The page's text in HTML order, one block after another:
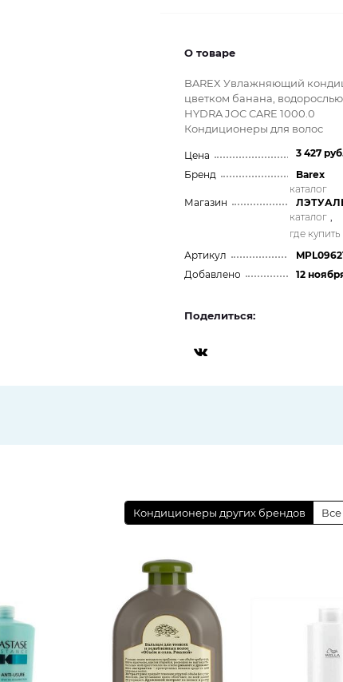
О товаре
BAREX Увлажняющий
цветком банана,
HYDRA JOC CARE 1000.0
Кондиционеры для волос
Цена
3 427
Бренд
Barex
каталог
Магазин
каталог ,
где купить
Артикул
Добавлено
12
Поделиться:
Кондиционеры других брендов